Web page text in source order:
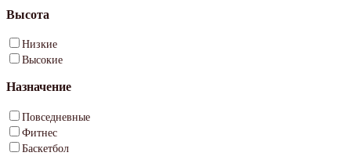
Высота
Низкие
Высокие
Назначение
Повседневные
Фитнес
Баскетбол